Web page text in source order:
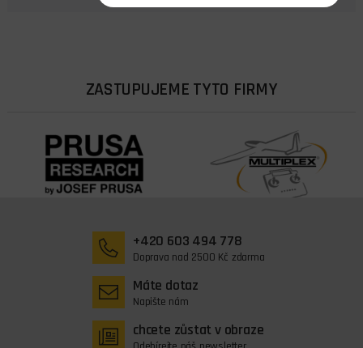
ZASTUPUJEME TYTO FIRMY
+420 603 494 778
Doprava nad 2500 Kč zdarma
Máte dotaz
Napište nám
chcete zůstat v obraze